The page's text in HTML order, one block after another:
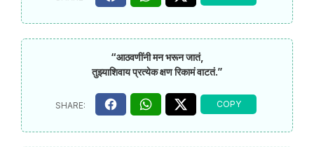
“आठवणींनी मन भरून जातं,
तुझ्याशिवाय प्रत्येक क्षण रिकामं वाटतं.”